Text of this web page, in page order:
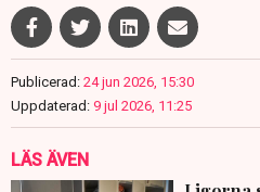
Publicerad: 24 jun 2026, 15:30
Uppdaterad: 9 jul 2026, 11:25
LÄS ÄVEN